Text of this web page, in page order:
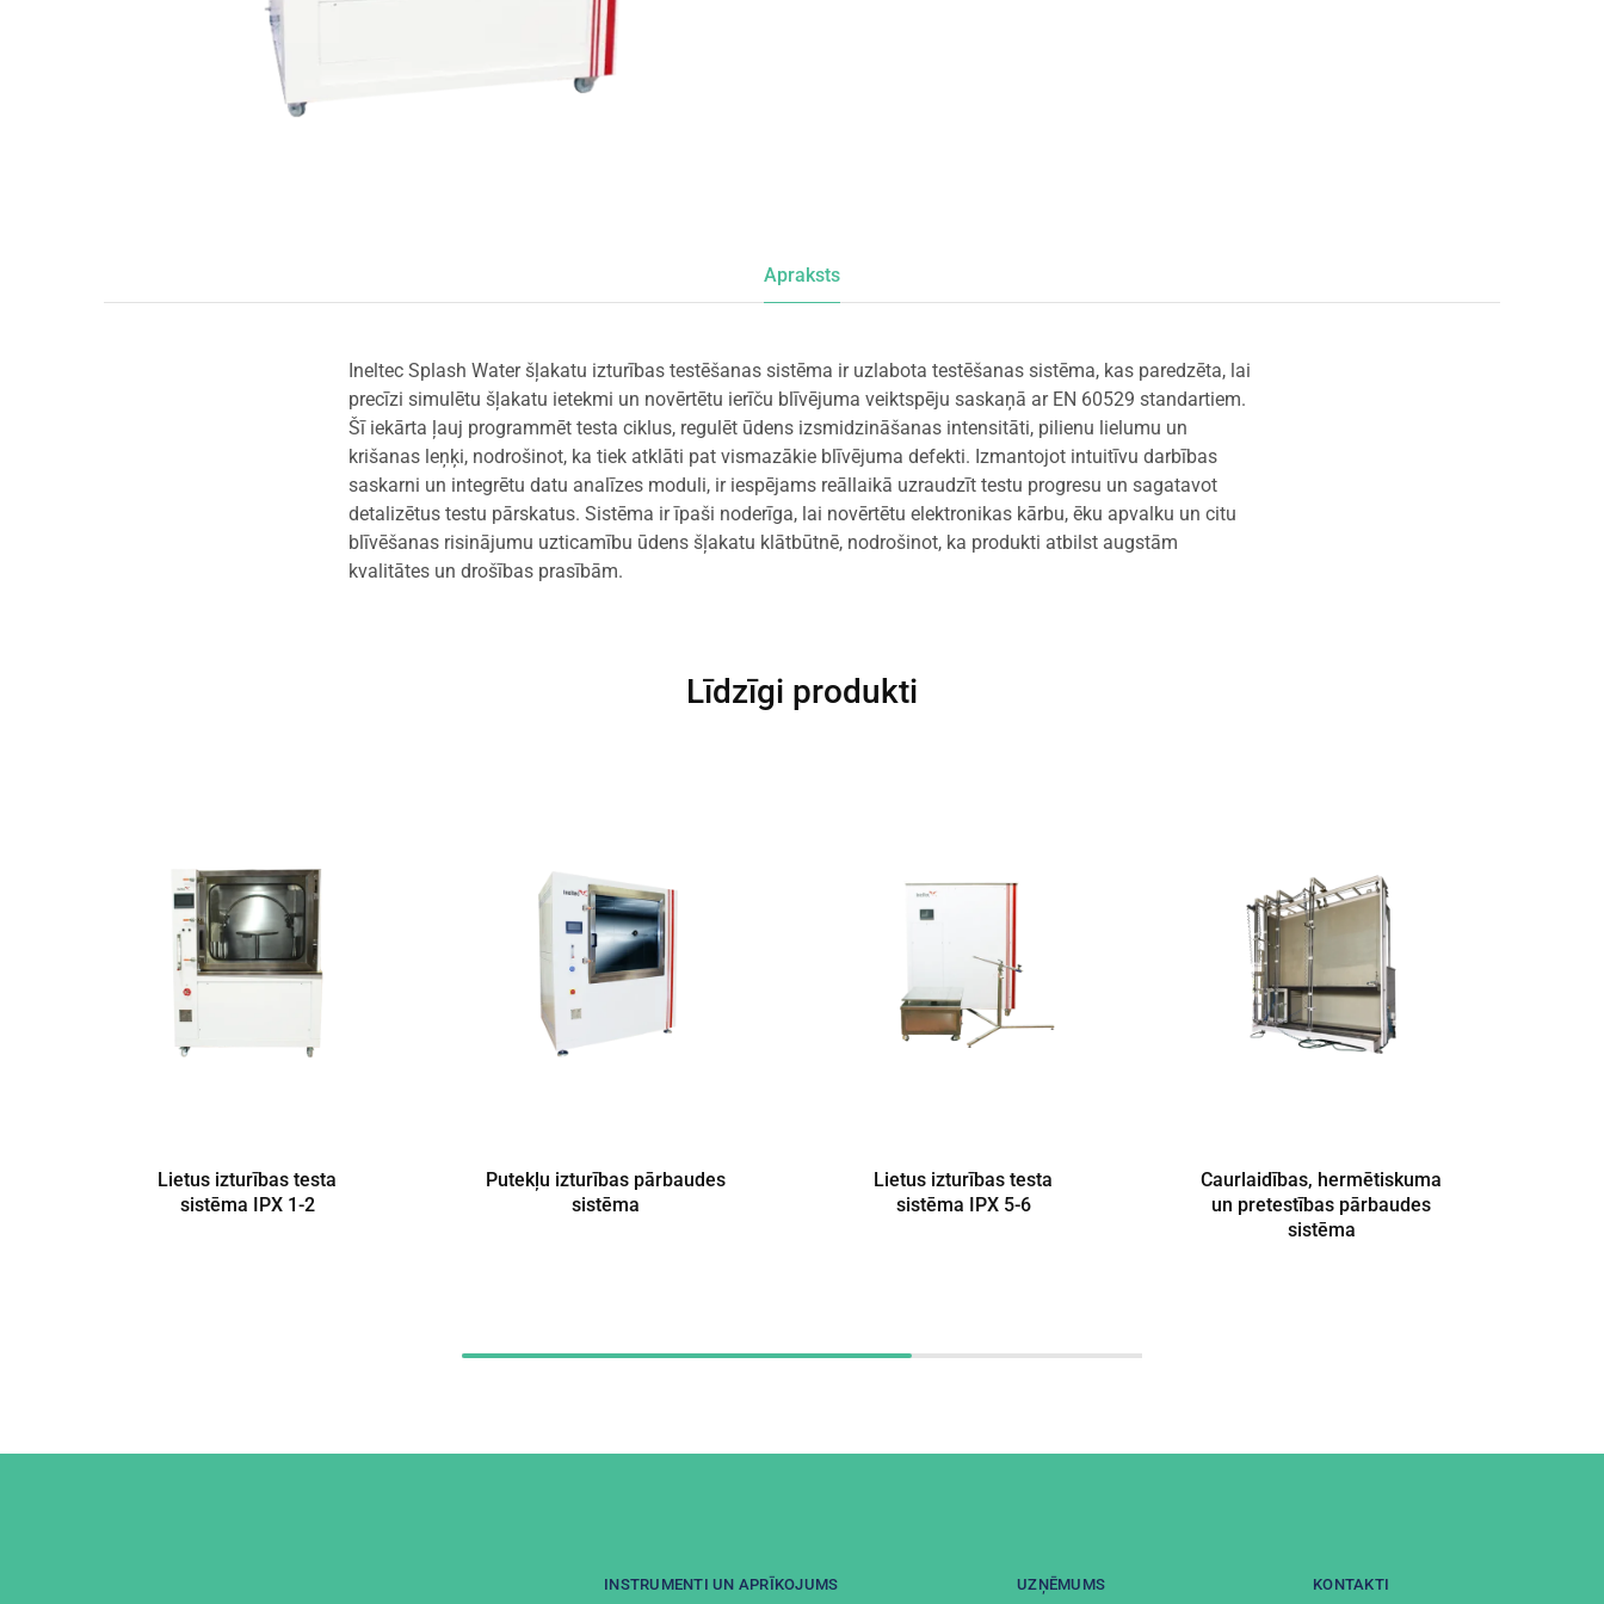
Apraksts
Ineltec Splash Water šļakatu izturības testēšanas sistēma ir uzlabota testēšanas sistēma, kas paredzēta, lai
precīzi simulētu šļakatu ietekmi un novērtētu ierīču blīvējuma veiktspēju saskaņā ar EN 60529 standartiem.
Šī iekārta ļauj programmēt testa ciklus, regulēt ūdens izsmidzināšanas intensitāti, pilienu lielumu un
krišanas leņķi, nodrošinot, ka tiek atklāti pat vismazākie blīvējuma defekti. Izmantojot intuitīvu darbības
saskarni un integrētu datu analīzes moduli, ir iespējams reāllaikā uzraudzīt testu progresu un sagatavot
detalizētus testu pārskatus. Sistēma ir īpaši noderīga, lai novērtētu elektronikas kārbu, ēku apvalku un citu
blīvēšanas risinājumu uzticamību ūdens šļakatu klātbūtnē, nodrošinot, ka produkti atbilst augstām
kvalitātes un drošības prasībām.
Līdzīgi produkti
Lietus izturības testa
sistēma IPX 1-2
Putekļu izturības pārbaudes
sistēma
Lietus izturības testa
sistēma IPX 5-6
Caurlaidības, hermētiskuma
un pretestības pārbaudes
sistēma
INSTRUMENTI UN APRĪKOJUMS UZŅĒMUMS KONTAKTI